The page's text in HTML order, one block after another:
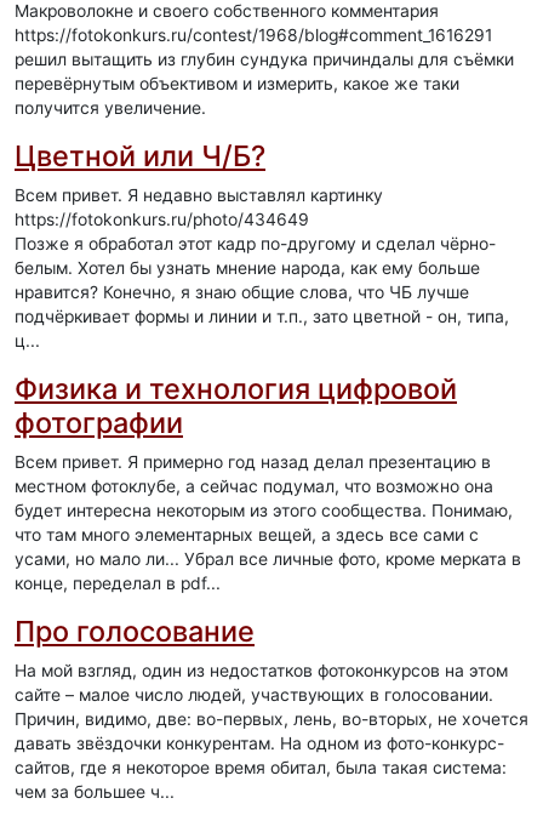
Макроволокне и своего собственного комментария
https://fotokonkurs.ru/contest/1968/blog#comment_1616291
решил вытащить из глубин сундука причиндалы для съёмки
перевёрнутым объективом и измерить, какое же таки
получится увеличение.
Цветной или Ч/Б?
Всем привет. Я недавно выставлял картинку
https://fotokonkurs.ru/photo/434649
Позже я обработал этот кадр по-другому и сделал чёрно-
белым. Хотел бы узнать мнение народа, как ему больше
нравится? Конечно, я знаю общие слова, что ЧБ лучше
подчёркивает формы и линии и т.п., зато цветной - он, типа,
ц...
Физика и технология цифровой
фотографии
Всем привет. Я примерно год назад делал презентацию в
местном фотоклубе, а сейчас подумал, что возможно она
будет интересна некоторым из этого сообщества. Понимаю,
что там много элементарных вещей, а здесь все сами с
усами, но мало ли... Убрал все личные фото, кроме мерката в
конце, переделал в pdf...
Про голосование
На мой взгляд, один из недостатков фотоконкурсов на этом
сайте – малое число людей, участвующих в голосовании.
Причин, видимо, две: во-первых, лень, во-вторых, не хочется
давать звёздочки конкурентам. На одном из фото-конкурс-
сайтов, где я некоторое время обитал, была такая система:
чем за большее ч...